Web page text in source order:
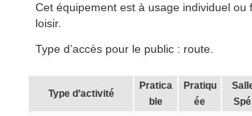
Cet équipement est à usage individuel ou
loisir.
Type d’accès pour le public : route.
Type d’activité
Pratica
ble
Pratiqu
ée